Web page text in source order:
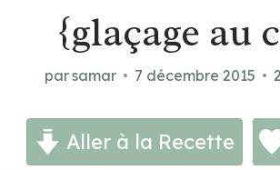
{glaçage au
parsamar 7 décembre 2015
Aller à la Recette